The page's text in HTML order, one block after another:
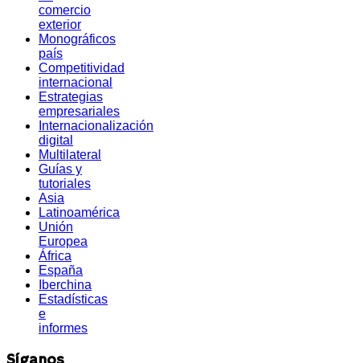
comercio
exterior
Monográficos
país
Competitividad
internacional
Estrategias
empresariales
Internacionalización
digital
Multilateral
Guías y
tutoriales
Asia
Latinoamérica
Unión
Europea
África
España
Iberchina
Estadísticas
e
informes